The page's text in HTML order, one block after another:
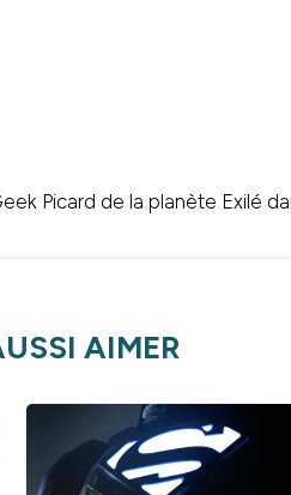
Picard de la planète Exilé
AIMER